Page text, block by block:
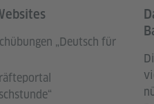
„Deutsch für